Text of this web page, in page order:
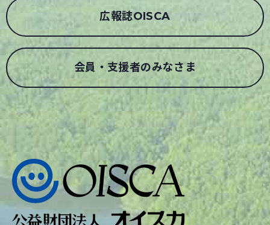
広報誌OISCA
会員・支援者のみなさま